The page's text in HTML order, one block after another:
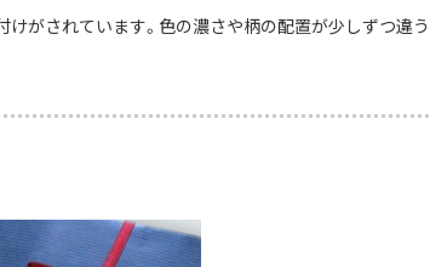
がされています。色の濃さや柄の配置が少しずつ違